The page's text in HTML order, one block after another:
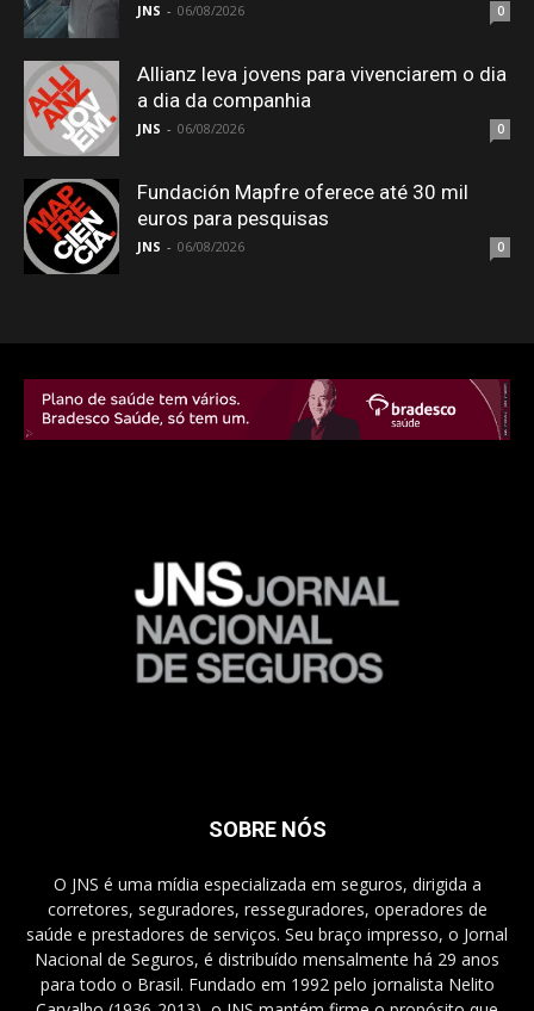
JNS - 06/08/2026 0
Allianz leva jovens para vivenciarem o dia
a dia da companhia
JNS - 06/08/2026 0
Fundación Mapfre oferece até 30 mil
euros para pesquisas
JNS - 06/08/2026 0
SOBRE NÓS
O JNS é uma mídia especializada em seguros, dirigida a
corretores, seguradores, resseguradores, operadores de
saúde e prestadores de serviços. Seu braço impresso, o Jornal
Nacional de Seguros, é distribuído mensalmente há 29 anos
para todo o Brasil. Fundado em 1992 pelo jornalista Nelito